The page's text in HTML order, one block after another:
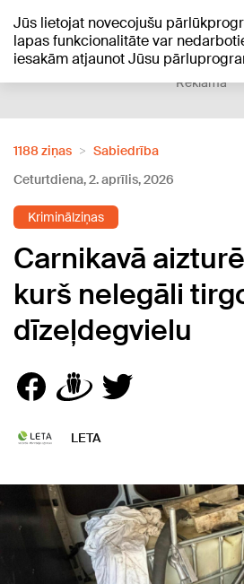
Jūs lietojat novecojušu
lapas funkcionalitāte var
iesakām atjaunot Jūsu
+17°C
Reklāma
1188 ziņas
Sabiedrība
Ceturtdiena, 2. aprīlis, 2026
Kriminālziņas
Carnikavā
kurš nelegāli
dīzeļdegvielu
LETA